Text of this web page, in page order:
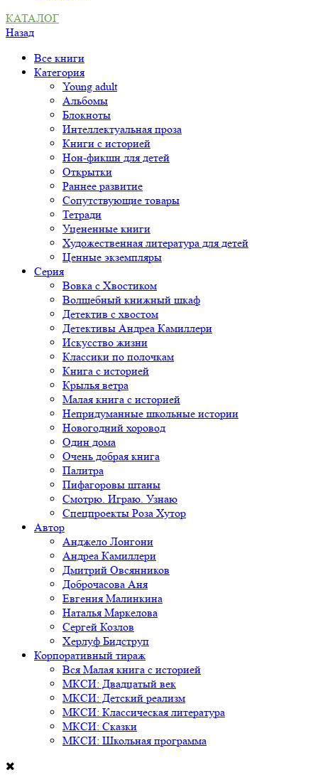
КАТАЛОГ
Назад
Все книги
Категория
Young adult
Альбомы
Блокноты
Интеллектуальная проза
Книги с историей
Нон-фикшн для детей
Открытки
Раннее развитие
Сопутствующие товары
Тетради
Уцененные книги
Художественная литература для детей
Ценные экземпляры
Серия
Вовка с Хвостиком
Волшебный книжный шкаф
Детектив с хвостом
Детективы Андреа Камиллери
Искусство жизни
Классики по полочкам
Книга с историей
Крылья ветра
Малая книга с историей
Непридуманные школьные истории
Новогодний хоровод
Один дома
Очень добрая книга
Палитра
Пифагоровы штаны
Смотрю. Играю. Узнаю
Спецпроекты Роза Хутор
Автор
Анджело Лонгони
Андреа Камиллери
Дмитрий Овсянников
Доброчасова Аня
Евгения Малинкина
Наталья Маркелова
Сергей Козлов
Херлуф Бидструп
Корпоративный тираж
Вся Малая книга с историей
МКСИ: Двадцатый век
МКСИ: Детский реализм
МКСИ: Классическая литература
МКСИ: Сказки
МКСИ: Школьная программа